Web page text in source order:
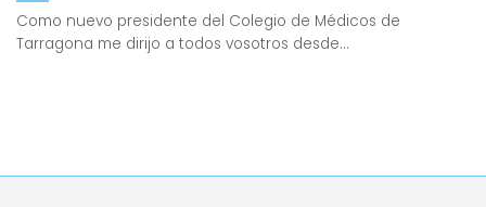
Como nuevo presidente del Colegio de Médicos de
Tarragona me dirijo a todos vosotros desde...